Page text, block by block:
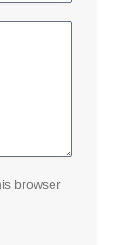
browser